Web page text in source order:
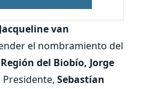
van
el nombramiento del
Región del Biobío, Jorge
Sebastían